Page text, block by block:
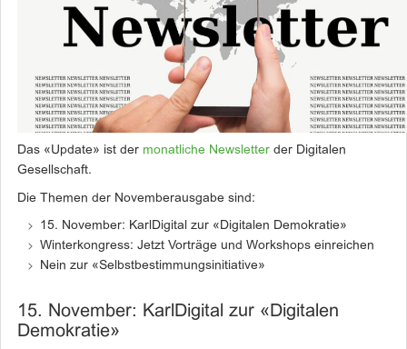
Das «Update» ist der monatliche Newsletter der Digitalen
Gesellschaft.
Die Themen der Novemberausgabe sind:
15. November: KarlDigital zur «Digitalen Demokratie»
Winterkongress: Jetzt Vorträge und Workshops einreichen
Nein zur «Selbstbestimmungsinitiative»
15. November: KarlDigital zur «Digitalen
Demokratie»